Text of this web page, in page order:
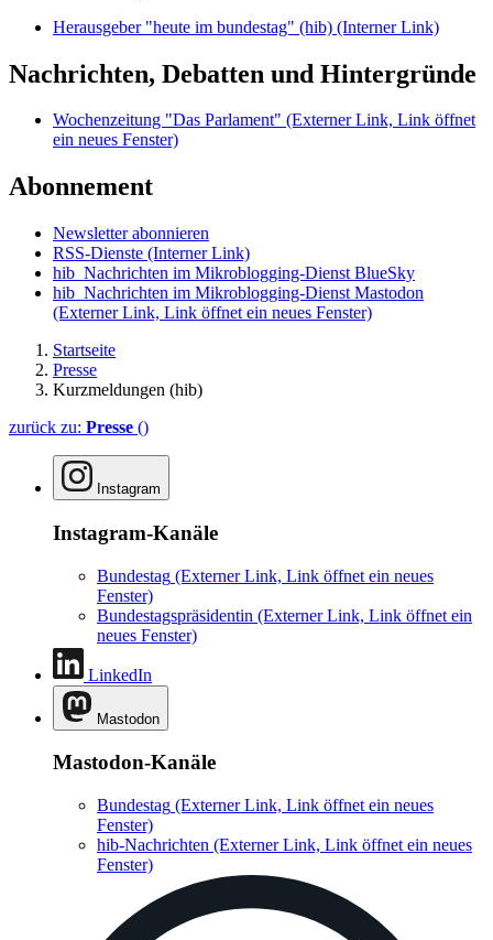
Herausgeber "heute im bundestag" (hib) (Interner Link)
Nachrichten, Debatten und Hintergründe
Wochenzeitung "Das Parlament" (Externer Link, Link öffnet
ein neues Fenster)
Abonnement
Newsletter abonnieren
RSS-Dienste (Interner Link)
hib_Nachrichten im Mikroblogging-Dienst BlueSky
hib_Nachrichten im Mikroblogging-Dienst Mastodon
(Externer Link, Link öffnet ein neues Fenster)
Startseite
Presse
Kurzmeldungen (hib)
zurück zu: Presse ()
Instagram
Instagram-Kanäle
Bundestag (Externer Link, Link öffnet ein neues
Fenster)
Bundestagspräsidentin (Externer Link, Link öffnet ein
neues Fenster)
LinkedIn
Mastodon
Mastodon-Kanäle
Bundestag (Externer Link, Link öffnet ein neues
Fenster)
hib-Nachrichten (Externer Link, Link öffnet ein neues
Fenster)